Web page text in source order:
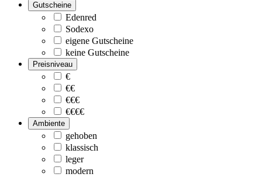
Gutscheine
Edenred
Sodexo
eigene Gutscheine
keine Gutscheine
Preisniveau
€
€€
€€€
€€€€
Ambiente
gehoben
klassisch
leger
modern